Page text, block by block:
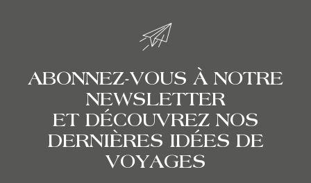
ABONNEZ-VOUS À NOTRE
NEWSLETTER
ET DÉCOUVREZ NOS
DERNIÈRES IDÉES DE
VOYAGES